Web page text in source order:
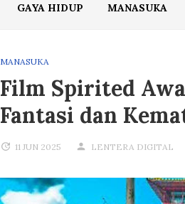
GAYA HIDUP MANASUKA
MANASUKA
Film Spirited
Fantasi dan
11 JUN 2025 LENTERA DIGITAL